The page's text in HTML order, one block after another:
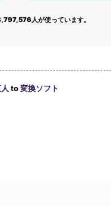
人が使っています。
to 変換ソフト